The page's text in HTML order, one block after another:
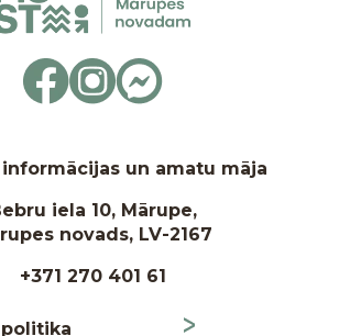
un amatu māja
iela 10, Mārupe,
novads, LV-2167
+371 270 401 61